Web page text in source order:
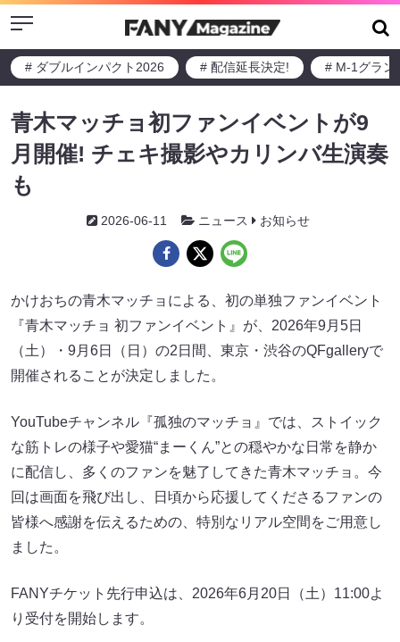
Menu
# ダブルインパクト2026 # 配信延長決定! # M-1グラン
青木マッチョ初ファンイベントが9
月開催! チェキ撮影やカリンバ生演奏
も
2026-06-11 ニュース お知らせ
かけおちの青木マッチョによる、初の単独ファンイベント
『青木マッチョ 初ファンイベント』が、2026年9月5日
（土）・9月6日（日）の2日間、東京・渋谷のQFgalleryで
開催されることが決定しました。
YouTubeチャンネル『孤独のマッチョ』では、ストイック
な筋トレの様子や愛猫“まーくん”との穏やかな日常を静か
に配信し、多くのファンを魅了してきた青木マッチョ。今
回は画面を飛び出し、日頃から応援してくださるファンの
皆様へ感謝を伝えるための、特別なリアル空間をご用意し
ました。
FANYチケット先行申込は、2026年6月20日（土）11:00よ
り受付を開始します。